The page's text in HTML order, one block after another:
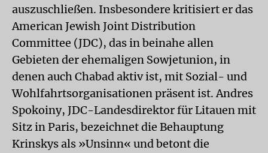
auszuschließen. Insbesondere kritisiert er das
American Jewish Joint Distribution
Committee (JDC), das in beinahe allen
Gebieten der ehemaligen Sowjetunion, in
denen auch Chabad aktiv ist, mit Sozial- und
Wohlfahrtsorganisationen präsent ist. Andres
Spokoiny, JDC-Landesdirektor für Litauen mit
Sitz in Paris, bezeichnet die Behauptung
Krinskys als »Unsinn« und betont die